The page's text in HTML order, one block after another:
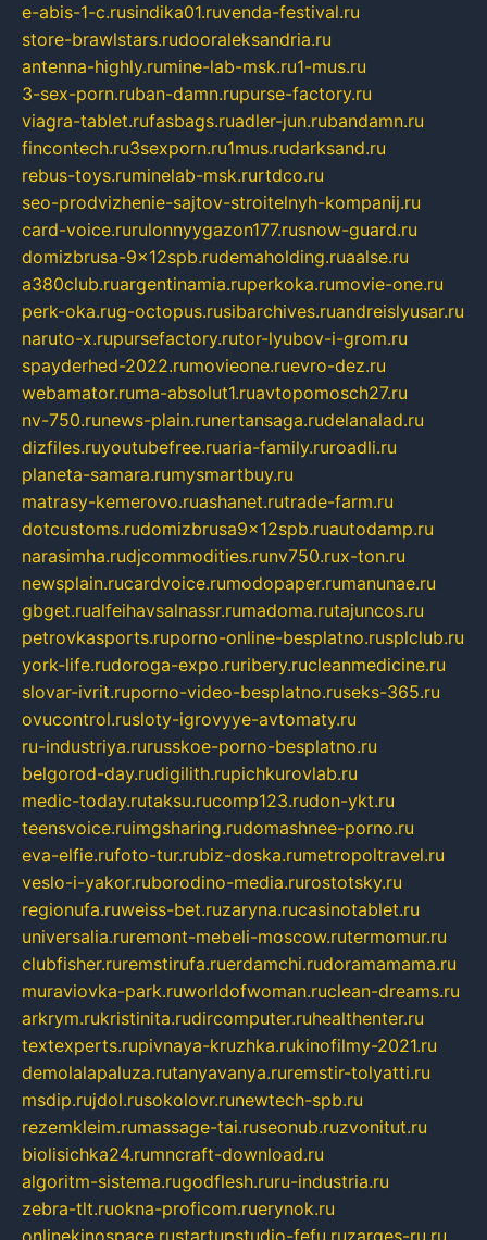
e-abis-1-c.rusindika01.ruvenda-festival.ru
store-brawlstars.rudooraleksandria.ru
antenna-highly.rumine-lab-msk.ru1-mus.ru
3-sex-porn.ruban-damn.rupurse-factory.ru
viagra-tablet.rufasbags.ruadler-jun.rubandamn.ru
fincontech.ru3sexporn.ru1mus.rudarksand.ru
rebus-toys.ruminelab-msk.rurtdco.ru
seo-prodvizhenie-sajtov-stroitelnyh-kompanij.ru
card-voice.rurulonnyygazon177.rusnow-guard.ru
domizbrusa-9x12spb.rudemaholding.ruaalse.ru
a380club.ruargentinamia.ruperkoka.rumovie-one.ru
perk-oka.rug-octopus.rusibarchives.ruandreislyusar.ru
naruto-x.rupursefactory.rutor-lyubov-i-grom.ru
spayderhed-2022.rumovieone.ruevro-dez.ru
webamator.ruma-absolut1.ruavtopomosch27.ru
nv-750.runews-plain.runertansaga.rudelanalad.ru
dizfiles.ruyoutubefree.ruaria-family.ruroadli.ru
planeta-samara.rumysmartbuy.ru
matrasy-kemerovo.ruashanet.rutrade-farm.ru
dotcustoms.rudomizbrusa9x12spb.ruautodamp.ru
narasimha.rudjcommodities.runv750.rux-ton.ru
newsplain.rucardvoice.rumodopaper.rumanunae.ru
gbget.rualfeihavsalnassr.rumadoma.rutajuncos.ru
petrovkasports.ruporno-online-besplatno.rusplclub.ru
york-life.rudoroga-expo.ruribery.rucleanmedicine.ru
slovar-ivrit.ruporno-video-besplatno.ruseks-365.ru
ovucontrol.rusloty-igrovyye-avtomaty.ru
ru-industriya.rurusskoe-porno-besplatno.ru
belgorod-day.rudigilith.rupichkurovlab.ru
medic-today.rutaksu.rucomp123.rudon-ykt.ru
teensvoice.ruimgsharing.rudomashnee-porno.ru
eva-elfie.rufoto-tur.rubiz-doska.rumetropoltravel.ru
veslo-i-yakor.ruborodino-media.rurostotsky.ru
regionufa.ruweiss-bet.ruzaryna.rucasinotablet.ru
universalia.ruremont-mebeli-moscow.rutermomur.ru
clubfisher.ruremstirufa.ruerdamchi.rudoramamama.ru
muraviovka-park.ruworldofwoman.ruclean-dreams.ru
arkrym.rukristinita.rudircomputer.ruhealthenter.ru
textexperts.rupivnaya-kruzhka.rukinofilmy-2021.ru
demolalapaluza.rutanyavanya.ruremstir-tolyatti.ru
msdip.rujdol.rusokolovr.runewtech-spb.ru
rezemkleim.rumassage-tai.ruseonub.ruzvonitut.ru
biolisichka24.rumncraft-download.ru
algoritm-sistema.rugodflesh.ruru-industria.ru
zebra-tlt.ruokna-proficom.ruerynok.ru